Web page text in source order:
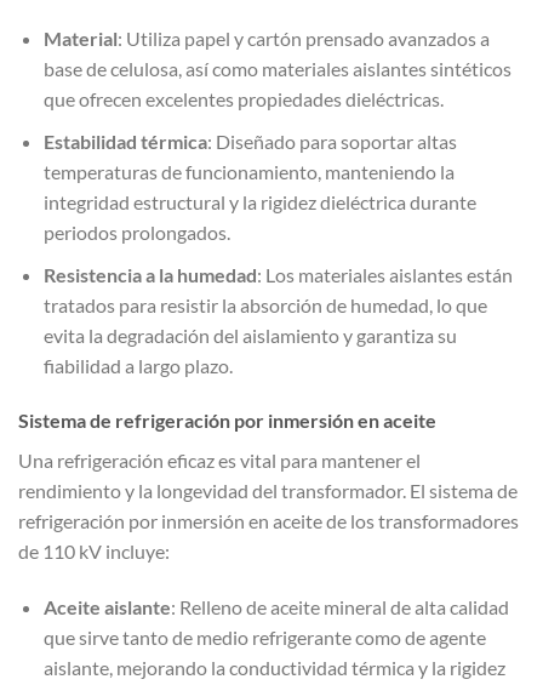
Material: Utiliza papel y cartón prensado avanzados a
base de celulosa, así como materiales aislantes sintéticos
que ofrecen excelentes propiedades dieléctricas.
Estabilidad térmica: Diseñado para soportar altas
temperaturas de funcionamiento, manteniendo la
integridad estructural y la rigidez dieléctrica durante
periodos prolongados.
Resistencia a la humedad: Los materiales aislantes están
tratados para resistir la absorción de humedad, lo que
evita la degradación del aislamiento y garantiza su
fiabilidad a largo plazo.
Sistema de refrigeración por inmersión en aceite
Una refrigeración eficaz es vital para mantener el
rendimiento y la longevidad del transformador. El sistema de
refrigeración por inmersión en aceite de los transformadores
de 110 kV incluye:
Aceite aislante: Relleno de aceite mineral de alta calidad
que sirve tanto de medio refrigerante como de agente
aislante, mejorando la conductividad térmica y la rigidez